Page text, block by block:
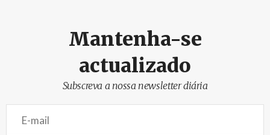
Mantenha-se
actualizado
Subscreva a nossa newsletter diária